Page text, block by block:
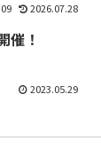
2026.07.28
催！
2023.05.29